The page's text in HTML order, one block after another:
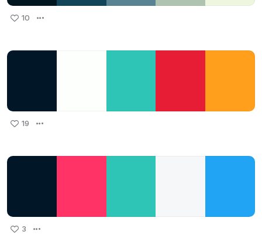
10
19
3